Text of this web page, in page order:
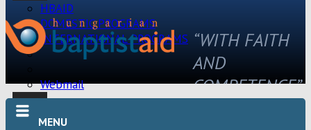
HBAID
DOMESTIC PROGRAMS
INTERNATIONAL PROGRAMS
Webmail
“WITH FAITH
AND
COMPETENCE”
MENU